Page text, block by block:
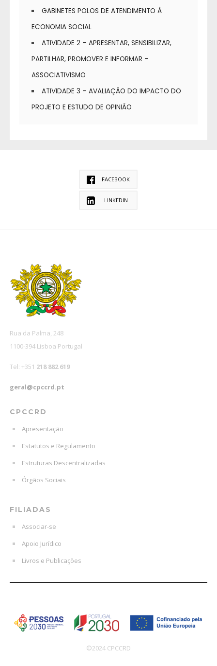
GABINETES POLOS DE ATENDIMENTO À
ECONOMIA SOCIAL
ATIVIDADE 2 – APRESENTAR, SENSIBILIZAR,
PARTILHAR, PROMOVER E INFORMAR –
ASSOCIATIVISMO
ATIVIDADE 3 – AVALIAÇÃO DO IMPACTO DO
PROJETO E ESTUDO DE OPINIÃO
FACEBOOK
LINKEDIN
Rua da Palma, 248
1100-394 Lisboa Portugal
Tel: +351 218 882 619
geral@cpccrd.pt
CPCCRD
Apresentação
Estatutos e Regulamento
Estruturas Descentralizadas
Órgãos Sociais
FILIADAS
Associar-se
Apoio Jurídico
Livros e Publicações
©2024 CPCCRD